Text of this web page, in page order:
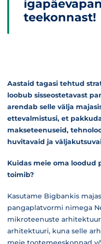
teekonnast!
Aastaid tagasi tehtud
loobub sisseostetavast
arendab selle välja
ettevalmistusi, et
makseteenuseid,
huvitavaid ja
Kuidas meie oma loodud
toimib?
Kasutame Bigbankis
pangaplatvormi nimega
mikroteenuste
arhitektuuri, kuna selle